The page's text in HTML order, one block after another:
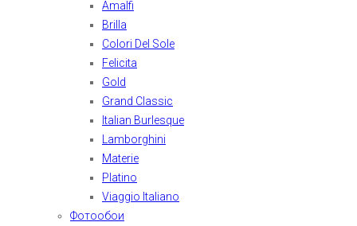
Amalfi
Brilla
Colori Del Sole
Felicita
Gold
Grand Classic
Italian Burlesque
Lamborghini
Materie
Platino
Viaggio Italiano
Фотообои